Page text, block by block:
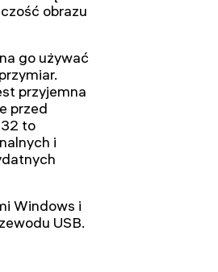
obrazu
go używać
przyjemna
przed
to
i
Windows i
USB.